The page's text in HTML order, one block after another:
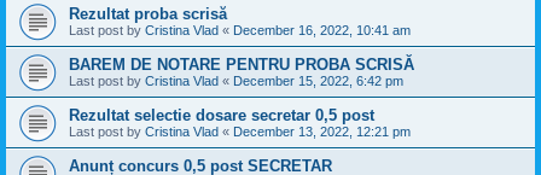
Rezultat proba scrisă
Last post by Cristina Vlad « December 16, 2022, 10:41 am
BAREM DE NOTARE PENTRU PROBA SCRISĂ
Last post by Cristina Vlad « December 15, 2022, 6:42 pm
Rezultat selectie dosare secretar 0,5 post
Last post by Cristina Vlad « December 13, 2022, 12:21 pm
Anunț concurs 0,5 post SECRETAR